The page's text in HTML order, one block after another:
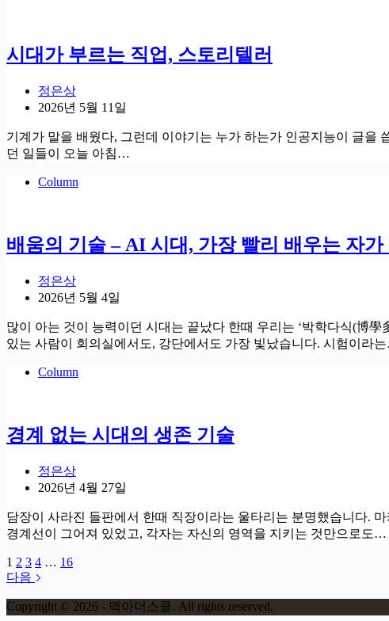
시대가 부르는 직업, 스토리텔러
정은상
2026년 5월 11일
기계가 말을 배웠다, 그런데 이야기는 누가 하는가 인공지능이 글을
던 일들이 오늘 아침…
Column
배움의 기술 – AI 시대, 가장 빨리 배우는 자가
정은상
2026년 5월 4일
많이 아는 것이 능력이던 시대는 끝났다 한때 우리는 ‘박학다식(博
있는 사람이 회의실에서도, 강단에서도 가장 빛났습니다. 시험이라
Column
경계 없는 시대의 생존 기술
정은상
2026년 4월 27일
담장이 사라진 들판에서 한때 직장이라는 울타리는 분명했습니다.
경계선이 그어져 있었고, 각자는 자신의 영역을 지키는 것만으로도…
1 2 3 4 … 16
다음
Copyright © 2026 - 맥아더스쿨. All rights reserved.